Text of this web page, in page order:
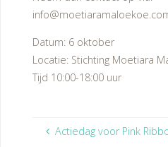
Datum: 6 oktober
Locatie: Stichting Moetiara
Tijd 10:00-18:00 uur
Actiedag voor Pink